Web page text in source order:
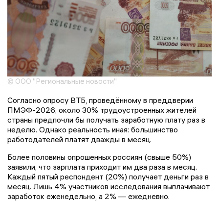
© ООО "Региональные новости"
Согласно опросу ВТБ, проведённому в преддверии
ПМЭФ-2026, около 30% трудоустроенных жителей
страны предпочли бы получать заработную плату раз в
неделю. Однако реальность иная: большинство
работодателей платят дважды в месяц.
Более половины опрошенных россиян (свыше 50%)
заявили, что зарплата приходит им два раза в месяц.
Каждый пятый респондент (20%) получает деньги раз в
месяц. Лишь 4% участников исследования выплачивают
заработок еженедельно, а 2% — ежедневно.